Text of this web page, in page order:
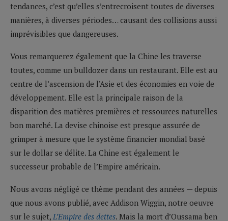
tendances, c’est qu’elles s’entrecroisent toutes de diverses
manières, à diverses périodes… causant des collisions aussi
imprévisibles que dangereuses.
Vous remarquerez également que la Chine les traverse
toutes, comme un bulldozer dans un restaurant. Elle est au
centre de l’ascension de l’Asie et des économies en voie de
développement. Elle est la principale raison de la
disparition des matières premières et ressources naturelles
bon marché. La devise chinoise est presque assurée de
grimper à mesure que le système financier mondial basé
sur le dollar se délite. La Chine est également le
successeur probable de l’Empire américain.
Nous avons négligé ce thème pendant des années — depuis
que nous avons publié, avec Addison Wiggin, notre oeuvre
sur le sujet, L’Empire des dettes. Mais la mort d’Oussama ben